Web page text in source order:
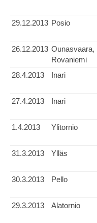
29.12.2013 Posio
26.12.2013 Ounasvaara,
Rovaniemi
28.4.2013
Inari
27.4.2013
Inari
1.4.2013 Ylitornio
31.3.2013 Ylläs
30.3.2013
Pello
29.3.2013 Alatornio